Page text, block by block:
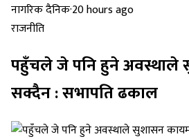
नागरिक दैनिक·20 hours ago
राजनीति
पहुँचले जे पनि हुने अवस्थाले
सक्दैन : सभापति ढकाल